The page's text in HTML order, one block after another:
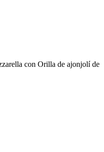
con Orilla de ajonjolí de